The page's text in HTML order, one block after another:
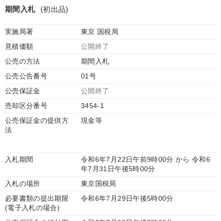
期間入札 (初出品)
実施局署
東京 国税局
見積価額
公開終了
公売の方法
期間入札
公売公告番号
01号
公売保証金
公開終了
売却区分番号
3454-1
公売保証金の提供方
法
現金等
入札期間
令和6年7月22日午前9時00分 から 令和6
年7月31日午後5時00分
入札の場所
東京国税局
必要書類の提出期限
(電子入札の場合)
令和6年7月29日午後5時00分